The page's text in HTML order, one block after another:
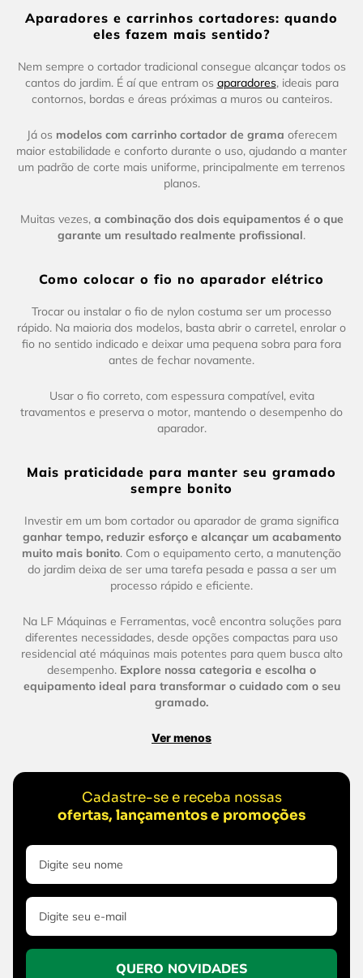
Aparadores e carrinhos cortadores: quando
eles fazem mais sentido?
Nem sempre o cortador tradicional consegue alcançar todos os
cantos do jardim. É aí que entram os aparadores, ideais para
contornos, bordas e áreas próximas a muros ou canteiros.
Já os modelos com carrinho cortador de grama oferecem
maior estabilidade e conforto durante o uso, ajudando a manter
um padrão de corte mais uniforme, principalmente em terrenos
planos.
Muitas vezes, a combinação dos dois equipamentos é o que
garante um resultado realmente profissional.
Como colocar o fio no aparador elétrico
Trocar ou instalar o fio de nylon costuma ser um processo
rápido. Na maioria dos modelos, basta abrir o carretel, enrolar o
fio no sentido indicado e deixar uma pequena sobra para fora
antes de fechar novamente.
Usar o fio correto, com espessura compatível, evita
travamentos e preserva o motor, mantendo o desempenho do
aparador.
Mais praticidade para manter seu gramado
sempre bonito
Investir em um bom cortador ou aparador de grama significa
ganhar tempo, reduzir esforço e alcançar um acabamento
muito mais bonito. Com o equipamento certo, a manutenção
do jardim deixa de ser uma tarefa pesada e passa a ser um
processo rápido e eficiente.
Na LF Máquinas e Ferramentas, você encontra soluções para
diferentes necessidades, desde opções compactas para uso
residencial até máquinas mais potentes para quem busca alto
desempenho. Explore nossa categoria e escolha o
equipamento ideal para transformar o cuidado com o seu
gramado.
Ver menos
Cadastre-se e receba nossas
ofertas, lançamentos e promoções
QUERO NOVIDADES